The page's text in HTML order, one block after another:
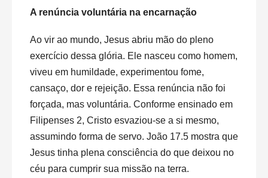
A renúncia voluntária na encarnação
Ao vir ao mundo, Jesus abriu mão do pleno
exercício dessa glória. Ele nasceu como homem,
viveu em humildade, experimentou fome,
cansaço, dor e rejeição. Essa renúncia não foi
forçada, mas voluntária. Conforme ensinado em
Filipenses 2, Cristo esvaziou-se a si mesmo,
assumindo forma de servo. João 17.5 mostra que
Jesus tinha plena consciência do que deixou no
céu para cumprir sua missão na terra.